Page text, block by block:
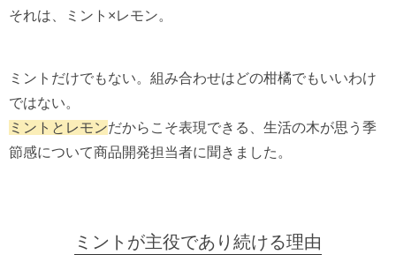
それは、ミント×レモン。
ミントだけでもない。組み合わせはどの柑橘でもいいわけ
ではない。
ミントとレモンだからこそ表現できる、生活の木が思う季
節感について商品開発担当者に聞きました。
ミントが主役であり続ける理由